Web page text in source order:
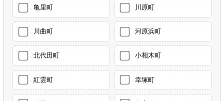
亀里町 川原町
川曲町 河原浜町
北代田町 小相木町
紅雲町 幸塚町